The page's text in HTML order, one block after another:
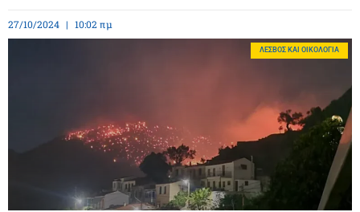
27/10/2024 10:02 πμ
ΛΈΣΒΟΣ ΚΑΙ ΟΙΚΟΛΟΓΊΑ